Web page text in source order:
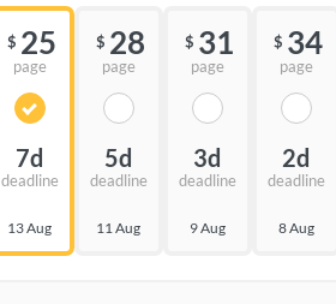
$ 25
page
7d
deadline
13 Aug
$ 28
page
5d
deadline
11 Aug
$ 31
page
3d
deadline
9 Aug
$ 34
page
2d
deadline
8 Aug